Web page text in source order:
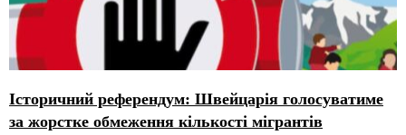
Історичний референдум: Швейцарія голосуватиме
за жорстке обмеження кількості мігрантів